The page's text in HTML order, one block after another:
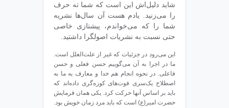
شاید دلیل‌اش این است که شما ته حرف
را می‌زنید. یادم هست آن سال‌ها نشریه‌
شما را که می‌خواندم، پیشتازی خاصی
حتی نسبت به نشریات اصولگرا داشتید.
این می‌رود در جزئیات که غیر از علت‌العلل است.
ما در اجرا به آن می‌گوییم حسن فعلی و حسن
فاعلی. در نحوه‌ انجام هم خدا و معارف به ما به
اصطلاح یک‌سری فوت‌های کوزه‌گری داده‌اند که
باید بر اساس آنها حرکت کرد. یکی همان فرمایش
حضرت امیر(ع) است که باید مرد زمان خویش بود.